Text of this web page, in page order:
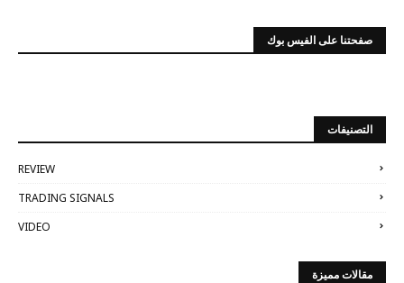
صفحتنا على الفيس بوك
التصنيفات
REVIEW
TRADING SIGNALS
VIDEO
مقالات مميزة